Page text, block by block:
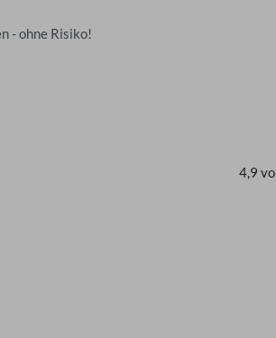
- ohne Risiko!
4,9